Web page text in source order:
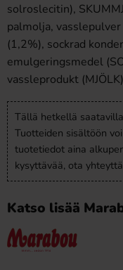
solroslecitin),
palmolja, vasslepulver
(1,2%), sockrad
emulgeringsmedel
vassleprodukt
Tällä hetkellä
Tuotteiden sisältöön
tuotetiedot aina
kysyttävää, ota
Katso lisää